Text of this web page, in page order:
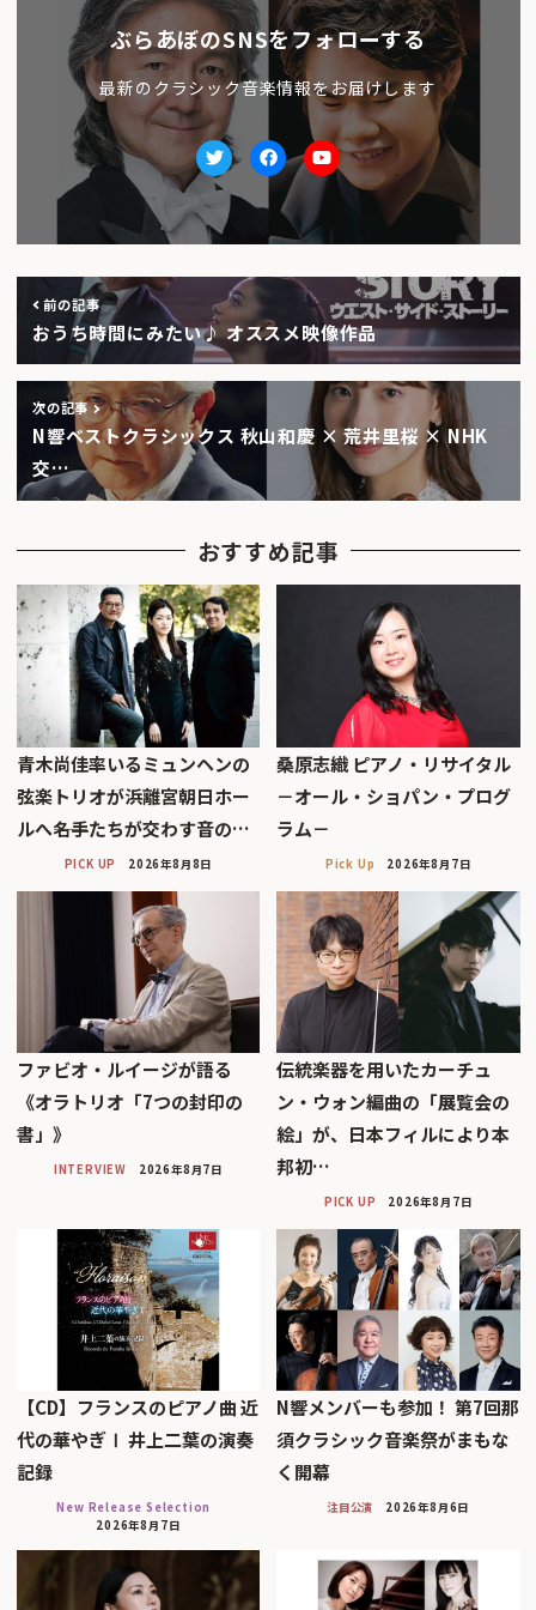
ぶらあぼのSNSをフォローする
最新のクラシック音楽情報をお届けします
TwitterfacebookYoutube
前の記事
おうち時間にみたい♪ オススメ映像作品
次の記事
N響ベストクラシックス 秋山和慶 × 荒井里桜 × NHK
交…
おすすめ記事
青木尚佳率いるミュンヘンの
弦楽トリオが浜離宮朝日ホー
ルへ――名手たちが交わす音の…
PICK UP 2026年8月8日
桑原志織 ピアノ・リサイタル
－オール・ショパン・プログ
ラム－
Pick Up 2026年8月7日
ファビオ・ルイージが語る
《オラトリオ「7つの封印の
書」》
INTERVIEW 2026年8月7日
伝統楽器を用いたカーチュ
ン・ウォン編曲の「展覧会の
絵」が、日本フィルにより本
邦初…
PICK UP 2026年8月7日
【CD】フランスのピアノ曲 近
代の華やぎⅠ 井上二葉の演奏
記録
New Release Selection
2026年8月7日
N響メンバーも参加！ 第7回那
須クラシック音楽祭がまもな
く開幕
注目公演 2026年8月6日